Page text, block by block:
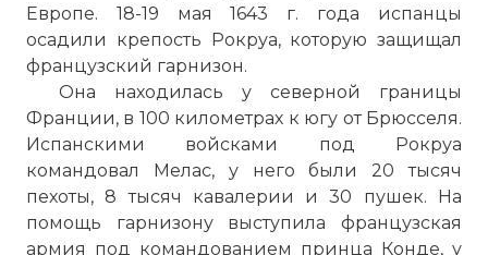
Европе. 18-19 мая 1643 г. года испанцы
осадили крепость Рокруа, которую защищал
французский гарнизон.
Она находилась у северной границы
Франции, в 100 километрах к югу от Брюсселя.
Испанскими войсками под Рокруа
командовал Мелас, у него были 20 тысяч
пехоты, 8 тысяч кавалерии и 30 пушек. На
помощь гарнизону выступила французская
армия под командованием принца Конде, у